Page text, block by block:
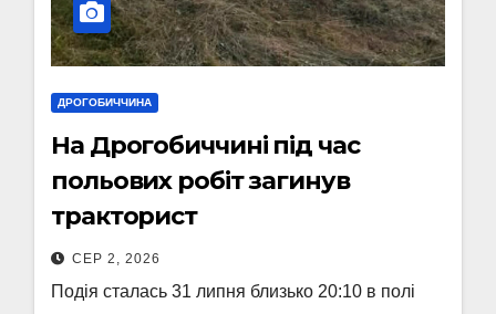
ДРОГОБИЧЧИНА
На Дрогобиччині під час
польових робіт загинув
тракторист
СЕР 2, 2026
Подія сталась 31 липня близько 20:10 в полі